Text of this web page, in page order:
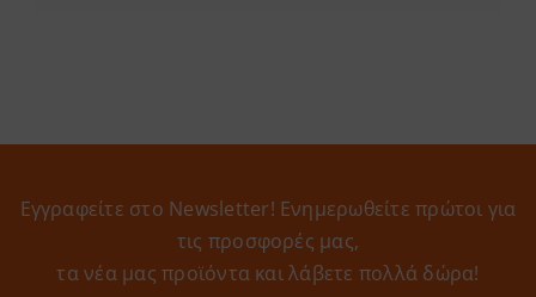
Εγγραφείτε στο Newsletter! Eνημερωθείτε πρώτοι για
τις προσφορές μας,
τα νέα μας προϊόντα και λάβετε πολλά δώρα!